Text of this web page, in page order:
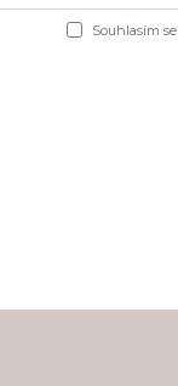
Souhlasím se